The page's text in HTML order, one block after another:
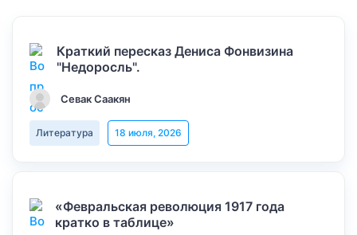
Краткий пересказ Дениса Фонвизина
"Недоросль".
Севак Саакян
Литература 18 июля, 2026
«Февральская революция 1917 года
кратко в таблице»